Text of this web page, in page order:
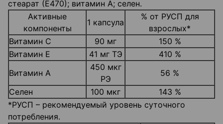
стеарат (Е470); витамин А; селен.
Активные
компоненты
1 капсула
% от РУСП для
взрослых*
Витамин С
90 мг
150 %
Витамин Е
41 мг ТЭ
410 %
Витамин А
450 мкг
РЭ
56 %
Селен
100 мкг
143 %
*РУСП – рекомендуемый уровень суточного
потребления.